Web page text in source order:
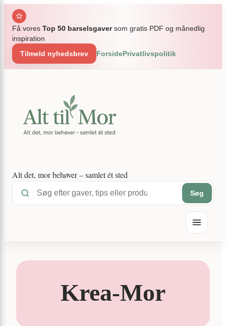
Spring
indhold
Få vores Top 50 barselsgaversom gratis PDF og månedlig
inspiration
Tilmeld nyhedsbrev
ForsidePrivatlivspolitik
Alt det, mor behøver – samlet ét sted
Søg
Krea-Mor